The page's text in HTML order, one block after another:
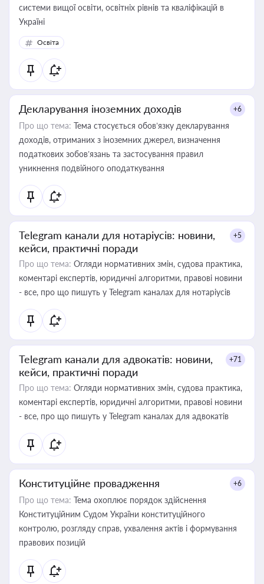
системи вищої освіти, освітніх рівнів та кваліфікацій в
Україні
Освіта
Декларування іноземних доходів +6
Про що тема: Тема стосується обов’язку декларування
доходів, отриманих з іноземних джерел, визначення
податкових зобов’язань та застосування правил
уникнення подвійного оподаткування
Telegram канали для нотаріусів: новини,
кейси, практичні поради
+5
Про що тема: Огляди нормативних змін, судова практика,
коментарі експертів, юридичні алгоритми, правові новини
- все, про що пишуть у Telegram каналах для нотаріусів
Telegram канали для адвокатів: новини,
кейси, практичні поради
+71
Про що тема: Огляди нормативних змін, судова практика,
коментарі експертів, юридичні алгоритми, правові новини
- все, про що пишуть у Telegram каналах для адвокатів
Конституційне провадження +6
Про що тема: Тема охоплює порядок здійснення
Конституційним Судом України конституційного
контролю, розгляду справ, ухвалення актів і формування
правових позицій